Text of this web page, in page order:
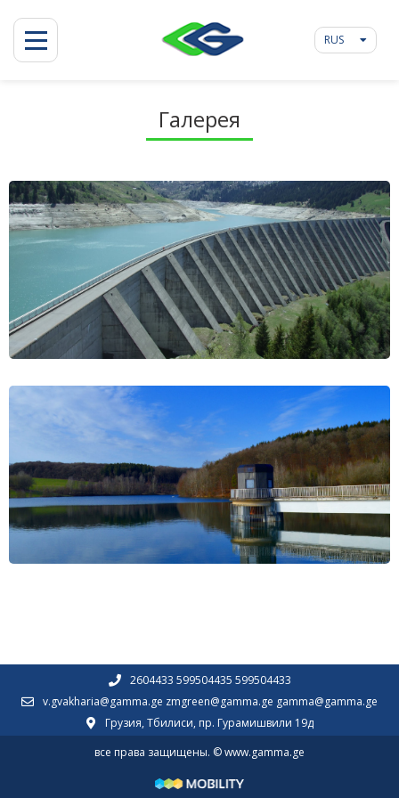
RUS
Галерея
2604433 599504435 599504433
v.gvakharia@gamma.ge zmgreen@gamma.ge gamma@gamma.ge
Грузия, Тбилиси, пр. Гурамишвили 19д
все права защищены. © www.gamma.ge